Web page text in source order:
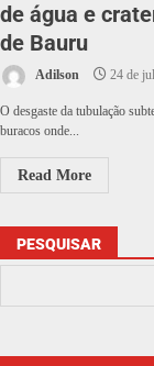
de água e
de Bauru
Adilson 24 de
O desgaste da tubulação
buracos onde...
Read More
PESQUISAR